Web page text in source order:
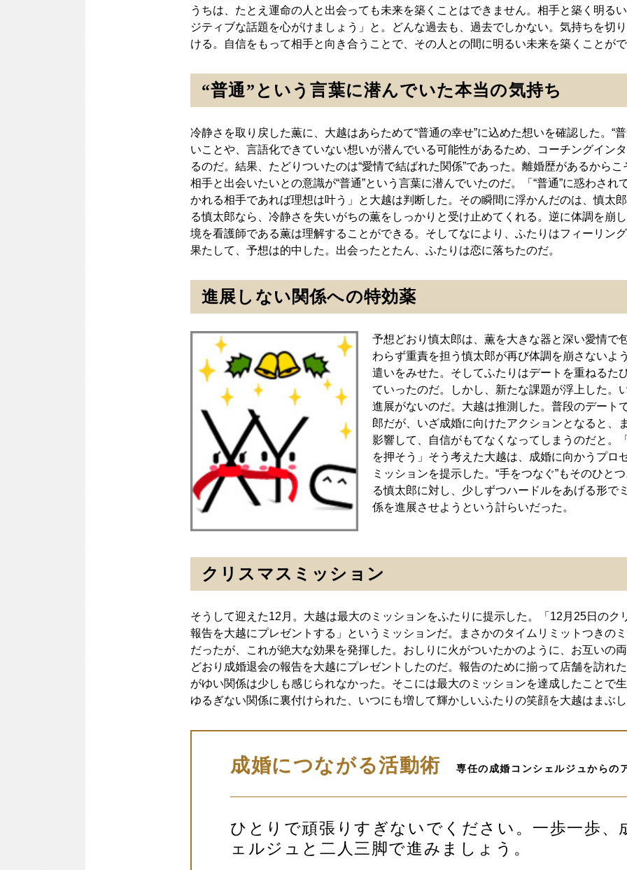
うちは、たとえ運命の人と出会っても未来を築くことはできません。相手と築く明る
ジティブな話題を心がけましょう」と。どんな過去も、過去でしかない。気持ちを切
ける。自信をもって相手と向き合うことで、その人との間に明るい未来を築くことが
“普通”という言葉に潜んでいた本当の気持ち
冷静さを取り戻した薫に、大越はあらためて“普通の幸せ”に込めた想いを確認した。“
いことや、言語化できていない想いが潜んでいる可能性があるため、コーチングイン
るのだ。結果、たどりついたのは“愛情で結ばれた関係”であった。離婚歴があるから
相手と出会いたいとの意識が“普通”という言葉に潜んでいたのだ。「“普通”に惑わされ
かれる相手であれば理想は叶う」と大越は判断した。その瞬間に浮かんだのは、慎太
る慎太郎なら、冷静さを失いがちの薫をしっかりと受け止めてくれる。逆に体調を崩
境を看護師である薫は理解することができる。そしてなにより、ふたりはフィーリン
果たして、予想は的中した。出会ったとたん、ふたりは恋に落ちたのだ。
進展しない関係への特効薬
予想どおり慎太郎は、薫を大きな器と深い愛情で
わらず重責を担う慎太郎が再び体調を崩さないよ
遣いをみせた。そしてふたりはデートを重ねるた
ていったのだ。しかし、新たな課題が浮上した。
進展がないのだ。大越は推測した。普段のデート
郎だが、いざ成婚に向けたアクションとなると、
影響して、自信がもてなくなってしまうのだと。
を押そう」そう考えた大越は、成婚に向かうプロ
ミッションを提示した。“手をつなぐ”もそのひと
る慎太郎に対し、少しずつハードルをあげる形で
係を進展させようという計らいだった。
クリスマスミッション
そうして迎えた12月。大越は最大のミッションをふたりに提示した。「12月25日のク
報告を大越にプレゼントする」というミッションだ。まさかのタイムリミットつきの
だったが、これが絶大な効果を発揮した。おしりに火がついたかのように、お互いの
どおり成婚退会の報告を大越にプレゼントしたのだ。報告のために揃って店舗を訪れ
がゆい関係は少しも感じられなかった。そこには最大のミッションを達成したことで
ゆるぎない関係に裏付けられた、いつにも増して輝かしいふたりの笑顔を大越はまぶ
成婚につながる活動術 専任の成婚コンシェルジュからの
ひとりで頑張りすぎないでください。一歩一歩、
ェルジュと二人三脚で進みましょう。